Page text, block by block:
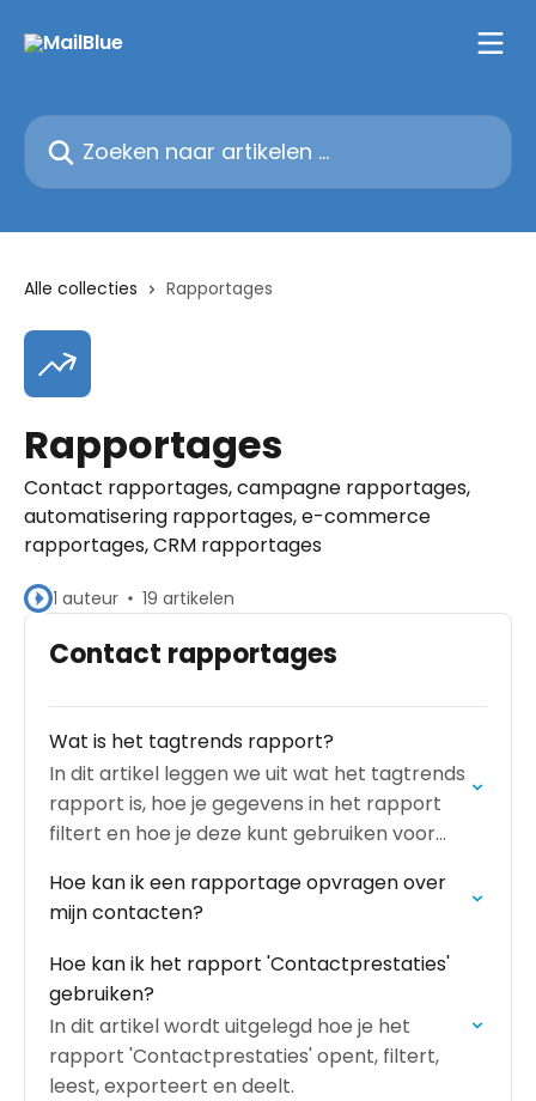
Zoeken naar artikelen ...
Alle collecties Rapportages
Rapportages
Contact rapportages, campagne rapportages,
automatisering rapportages, e-commerce
rapportages, CRM rapportages
1 auteur 19 artikelen
Contact rapportages
Wat is het tagtrends rapport?
In dit artikel leggen we uit wat het tagtrends
rapport is, hoe je gegevens in het rapport
filtert en hoe je deze kunt gebruiken voor
Hoe kan ik een rapportage opvragen over
mijn contacten?
Hoe kan ik het rapport 'Contactprestaties'
gebruiken?
In dit artikel wordt uitgelegd hoe je het
rapport 'Contactprestaties' opent, filtert,
leest, exporteert en deelt.